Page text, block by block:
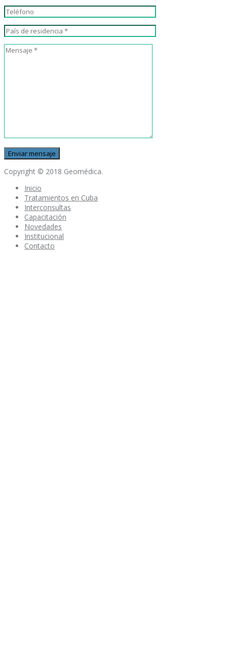
Copyright © 2018 Geomédica.
Inicio
Tratamientos en Cuba
Interconsultas
Capacitación
Novedades
Institucional
Contacto